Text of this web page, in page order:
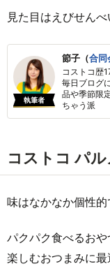
見た目はえびせん
執筆者
節子（合同
コストコ歴
毎日ブログ
品や季節限
ちゃう派
コストコ パ
味はなかなか個性
パクパク食べるお
楽しむおつまみに最